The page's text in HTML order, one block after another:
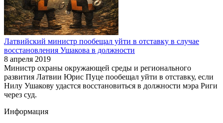
Латвийский министр пообещал уйти в отставку в случае
восстановления Ушакова в должности
8 апреля 2019
Министр охраны окружающей среды и регионального
развития Латвии Юрис Пуце пообещал уйти в отставку, если
Нилу Ушакову удастся восстановиться в должности мэра Риги
через суд.
Информация